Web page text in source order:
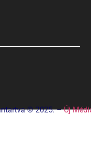
© 2025. –Új